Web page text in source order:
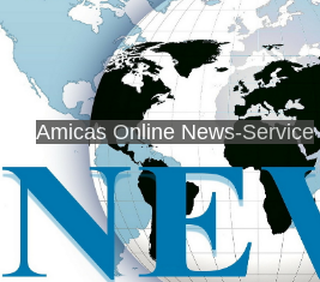
Amicas Online News-Service